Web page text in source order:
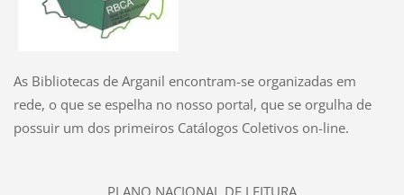
As Bibliotecas de Arganil encontram-se organizadas em
rede, o que se espelha no nosso portal, que se orgulha de
possuir um dos primeiros Catálogos Coletivos on-line.
PLANO NACIONAL DE LEITURA